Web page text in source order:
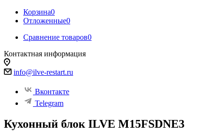
Корзина0
Отложенные0
Сравнение товаров0
Контактная информация
info@ilve-restart.ru
Вконтакте
Telegram
Кухонный блок ILVE M15FSDNE3